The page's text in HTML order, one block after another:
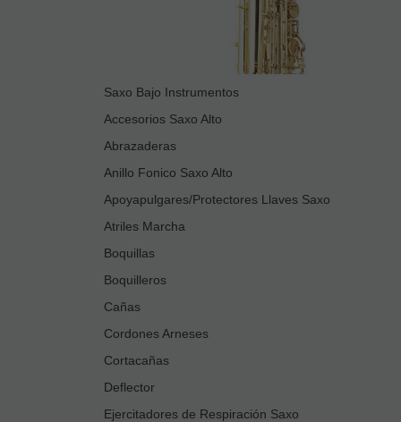
Saxo Bajo Instrumentos
Accesorios Saxo Alto
Abrazaderas
Anillo Fonico Saxo Alto
Apoyapulgares/Protectores Llaves Saxo
Atriles Marcha
Boquillas
Boquilleros
Cañas
Cordones Arneses
Cortacañas
Deflector
Ejercitadores de Respiración Saxo